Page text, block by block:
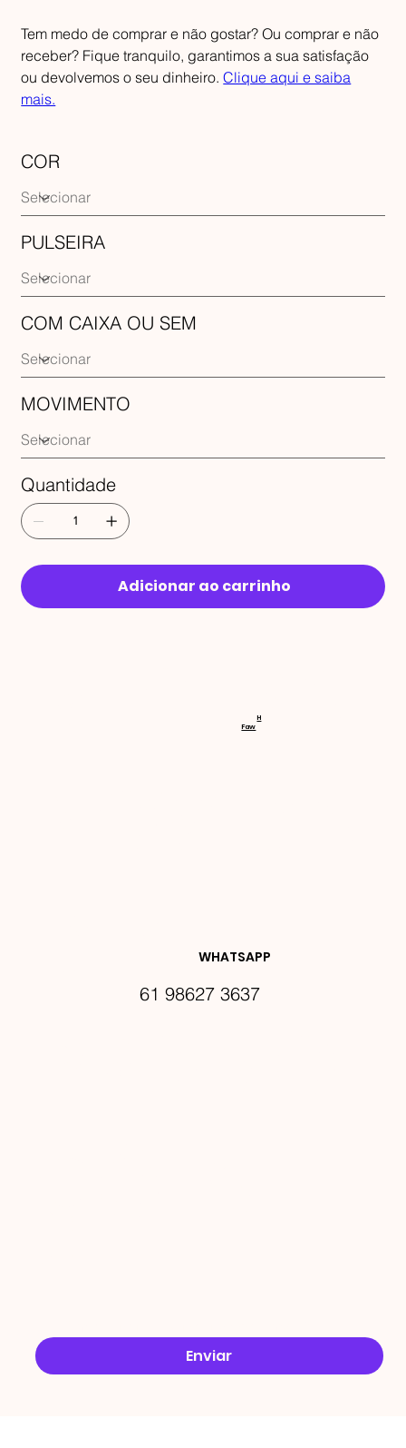
Tem medo de comprar e não gostar? Ou comprar e não
receber? Fique tranquilo, garantimos a sua satisfação
ou devolvemos o seu dinheiro.Clique aqui e saiba
mais.
COR
PULSEIRA
COM CAIXA OU SEM
MOVIMENTO
Quantidade
Adicionar ao carrinho
RECEBA
DES E
Enviar
WHATSAPP
61 98627 3637
Faw
H